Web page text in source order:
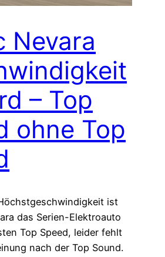
Nevara
– Top
ohne Top
ist
das Serien-Elektroauto
Top Speed, leider fehlt
nach der Top Sound.